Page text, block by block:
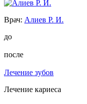
Врач: Алиев Р. И.
до
после
Лечение зубов
Лечение кариеса